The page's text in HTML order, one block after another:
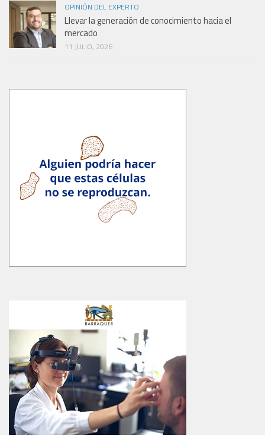
OPINIÓN DEL EXPERTO
Llevar la generación de conocimiento hacia el
mercado
11 JULIO, 2026